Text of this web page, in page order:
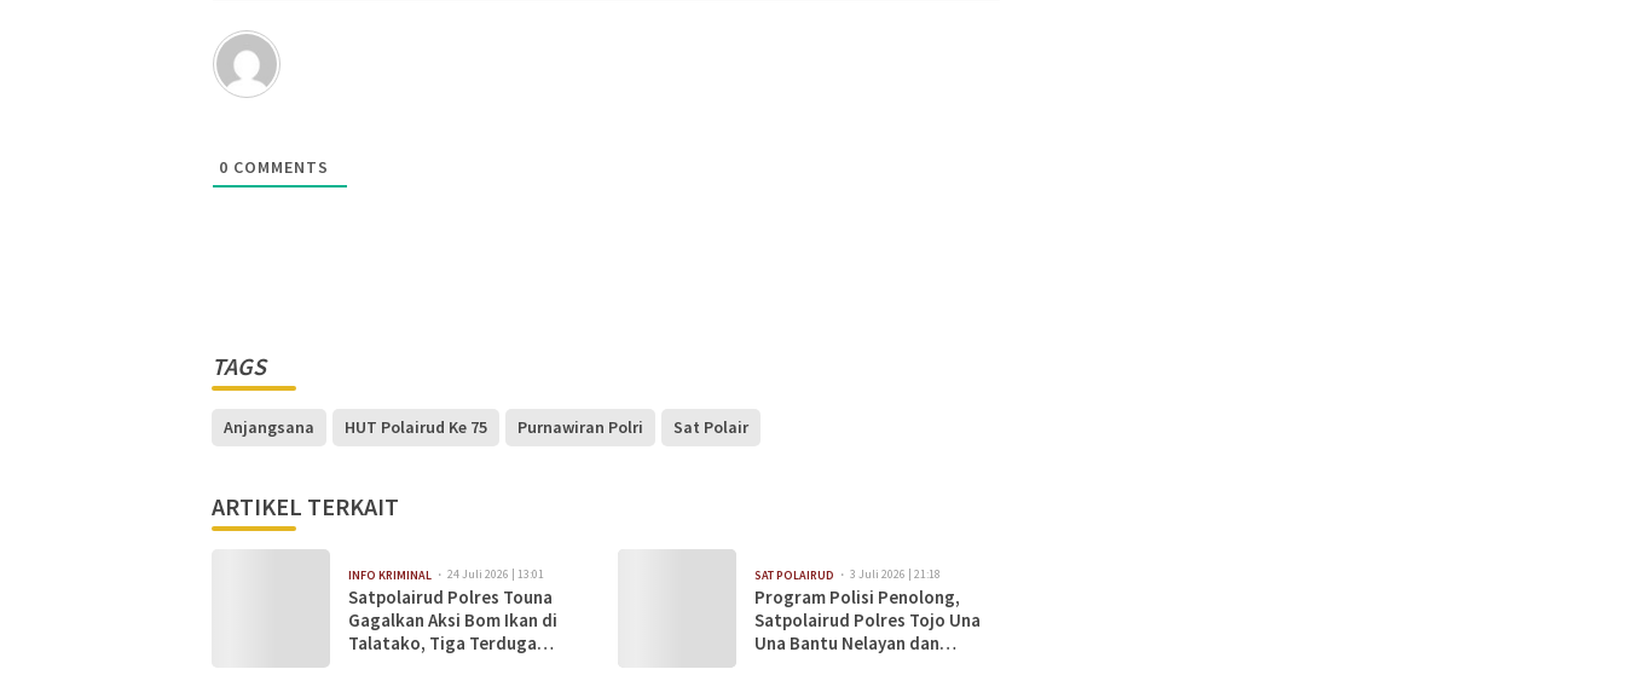
0 COMMENTS
TAGS
Anjangsana HUT Polairud Ke 75 Purnawiran Polri Sat Polair
ARTIKEL TERKAIT
INFO KRIMINAL 24 Juli 2026 | 13:01
Satpolairud Polres Touna
Gagalkan Aksi Bom Ikan di
Talatako, Tiga Terduga
SAT POLAIRUD 3 Juli 2026 | 21:18
Program Polisi Penolong,
Satpolairud Polres Tojo Una
Una Bantu Nelayan dan